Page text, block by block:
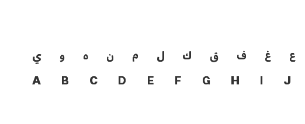
A B C D E F G H J
ع غ ف ق ك ل م ن ه و ي